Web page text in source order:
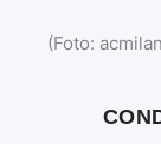
(Foto: